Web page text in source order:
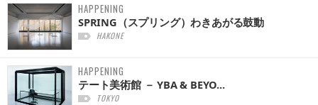
HAPPENING
SPRING（スプリング）わきあがる鼓動
HAKONE
HAPPENING
テート美術館 － YBA & BEYO...
TOKYO